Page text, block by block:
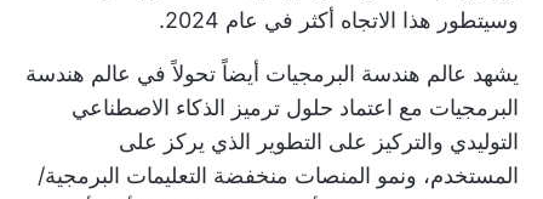
وسيتطور هذا الاتجاه أكثر في عام 2024.
يشهد عالم هندسة البرمجيات أيضاً تحولاً في عالم هندسة
البرمجيات مع اعتماد حلول ترميز الذكاء الاصطناعي
التوليدي والتركيز على التطوير الذي يركز على
المستخدم، ونمو المنصات منخفضة التعليمات البرمجية/